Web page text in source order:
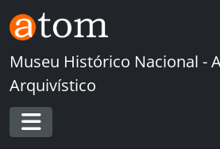
Skip to main content
Museu Histórico Nacional -
Arquivístico
Toggle navigation